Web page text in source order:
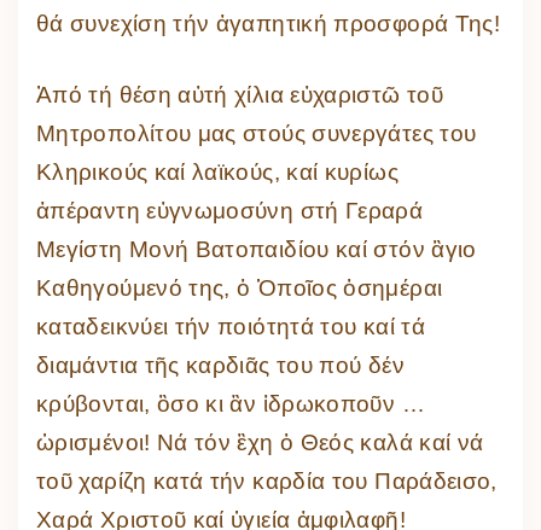
θά συνεχίση τήν ἀγαπητική προσφορά Της!
Ἀπό τή θέση αὐτή χίλια εὐχαριστῶ τοῦ
Μητροπολίτου μας στούς συνεργάτες του
Κληρικούς καί λαϊκούς, καί κυρίως
ἀπέραντη εὐγνωμοσύνη στή Γεραρά
Μεγίστη Μονή Βατοπαιδίου καί στόν ἃγιο
Καθηγούμενό της, ὁ Ὁποῖος ὁσημέραι
καταδεικνύει τήν ποιότητά του καί τά
διαμάντια τῆς καρδιᾶς του πού δέν
κρύβονται, ὃσο κι ἂν ἱδρωκοποῦν …
ὡρισμένοι! Νά τόν ἒχη ὁ Θεός καλά καί νά
τοῦ χαρίζη κατά τήν καρδία του Παράδεισο,
Χαρά Χριστοῦ καί ὑγιεία ἀμφιλαφῆ!